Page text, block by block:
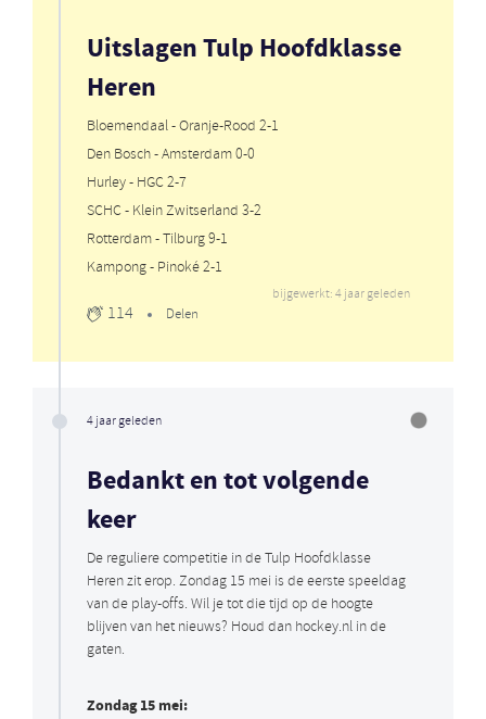
Uitslagen Tulp Hoofdklasse
Heren
Bloemendaal - Oranje-Rood 2-1
Den Bosch - Amsterdam 0-0
Hurley - HGC 2-7
SCHC - Klein Zwitserland 3-2
Rotterdam - Tilburg 9-1
Kampong - Pinoké 2-1
bijgewerkt: 4 jaar geleden
114 Delen
4 jaar geleden
Bedankt en tot volgende
keer
De reguliere competitie in de Tulp Hoofdklasse
Heren zit erop. Zondag 15 mei is de eerste speeldag
van de play-offs. Wil je tot die tijd op de hoogte
blijven van het nieuws? Houd dan hockey.nl in de
gaten.
Zondag 15 mei: